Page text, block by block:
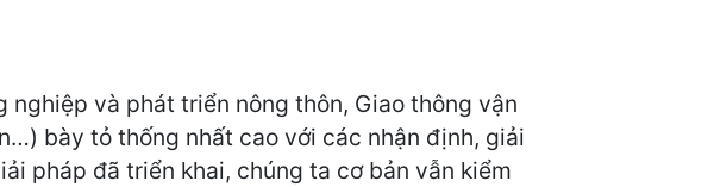
và phát triển nông thôn, Giao thông vận
bày tỏ thống nhất cao với các nhận định, giải
pháp đã triển khai, chúng ta cơ bản vẫn kiểm